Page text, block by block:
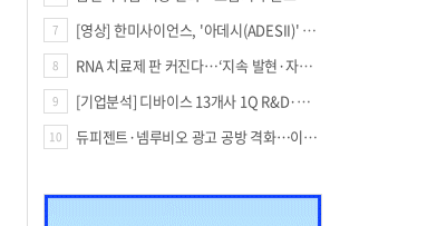
7 [영상] 한미사이언스, '아데시(ADESII)' 앞세워 더마 시장 판도 바꾼다
8 RNA 치료제 판 커진다…‘지속 발현·자가증폭·단백질 복원’ 경쟁
9 [기업분석] 디바이스 13개사 1Q R&D·해외매출 증가
10 듀피젠트·넴루비오 광고 공방 격화…이번엔 사노피가 일부 문구 변경